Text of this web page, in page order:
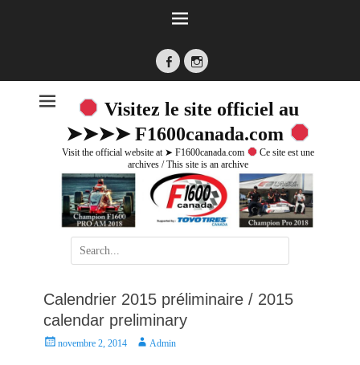
FacebookInstagram
Visitez le site officiel au
➤➤➤➤ F1600canada.com
Visit the official website at ➤ F1600canada.com
Ce site est une
archives / This site is an archive
Search
for:
Calendrier 2015 préliminaire / 2015
calendar preliminary
P
novembre 2, 2014
A
Admin